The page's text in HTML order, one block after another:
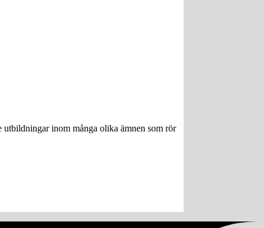
inom många olika ämnen som rör